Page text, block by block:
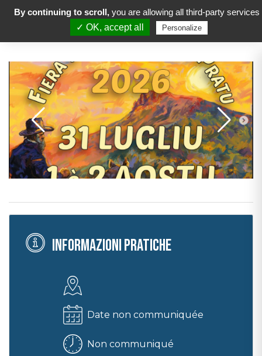
Informazioni pratiche
Date non communiquée
Non communiqué
By continuing to scroll, you are allowing all third-party services
✓ OK, accept all
Personalize